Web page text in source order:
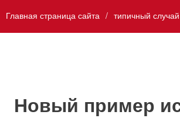
Главная страница сайта типичный случай
Новый пример